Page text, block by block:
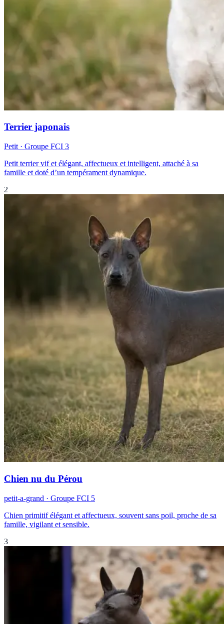
Terrier japonais
Petit · Groupe FCI 3
Petit terrier vif et élégant, affectueux et intelligent, attaché à sa
famille et doté d’un tempérament dynamique.
2
Chien nu du Pérou
petit-a-grand · Groupe FCI 5
Chien primitif élégant et affectueux, souvent sans poil, proche de sa
famille, vigilant et sensible.
3